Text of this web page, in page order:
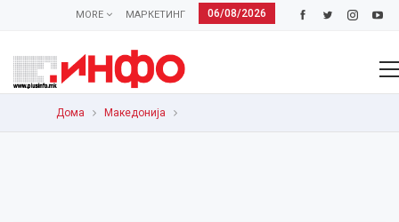
06/08/2026
МАРКЕТИНГ
MORE
Дома Македонија